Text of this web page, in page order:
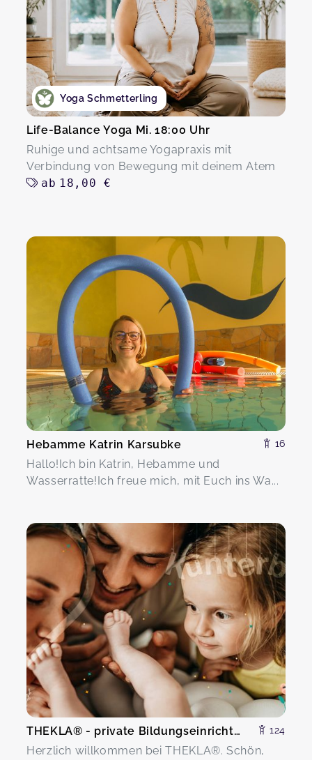
Yoga Schmetterling
Life-Balance Yoga Mi. 18:00 Uhr
Ruhige und achtsame Yogapraxis mit
Verbindung von Bewegung mit deinem Atem
ab 18,00 €
Hebamme Katrin Karsubke 16
Hallo!Ich bin Katrin, Hebamme und
Wasserratte!Ich freue mich, mit Euch ins Wa...
THEKLA® - private Bildungseinrichtung Marga Bielesch 124
Herzlich willkommen bei THEKLA®. Schön,